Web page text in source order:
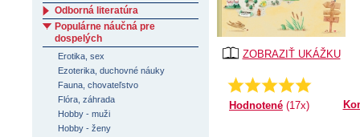
ZOBRAZIŤ UKÁŽKU
Priemer:
5.0
Hodnotené (17x)
Odborná literatúra
Populárne náučná pre
dospelých
Erotika, sex
Ezoterika, duchovné náuky
Fauna, chovateľstvo
Flóra, záhrada
Hobby - muži
Hobby - ženy